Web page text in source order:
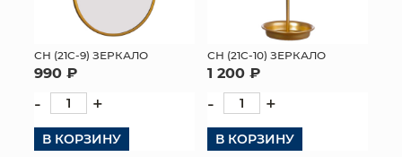
СН (21C-9) ЗЕРКАЛО
990 ₽
- +
В КОРЗИНУ
СН (21C-10) ЗЕРКАЛО
1 200 ₽
- +
В КОРЗИНУ